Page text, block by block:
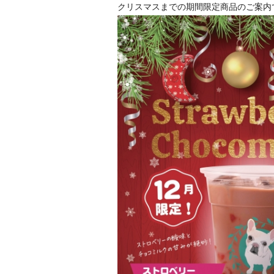
クリスマスまでの期間限定商品のご案内